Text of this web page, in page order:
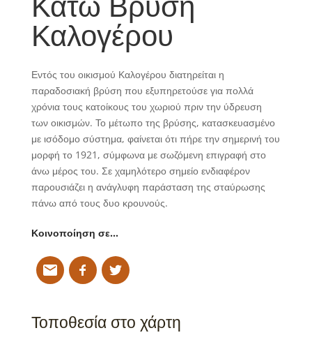
Καλογέρου
Εντός του οικισμού Καλογέρου διατηρείται η
παραδοσιακή βρύση που εξυπηρετούσε για πολλά
χρόνια τους κατοίκους του χωριού πριν την ύδρευση
των οικισμών. Το μέτωπο της βρύσης, κατασκευασμένο
με ισόδομο σύστημα, φαίνεται ότι πήρε την σημερινή του
μορφή το 1921, σύμφωνα με σωζόμενη επιγραφή στο
άνω μέρος του. Σε χαμηλότερο σημείο ενδιαφέρον
παρουσιάζει η ανάγλυφη παράσταση της σταύρωσης
πάνω από τους δυο κρουνούς.
Κοινοποίηση σε…
Τοποθεσία στο χάρτη